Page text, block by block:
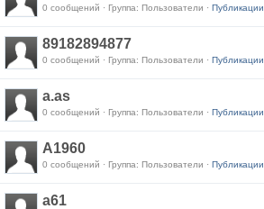
0 сообщений · Группа: Пользователи · Публикации
89182894877
0 сообщений · Группа: Пользователи · Публикации
a.as
0 сообщений · Группа: Пользователи · Публикации
A1960
0 сообщений · Группа: Пользователи · Публикации
a61